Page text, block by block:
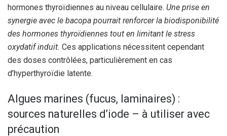
hormones thyroïdiennes au niveau cellulaire. Une prise en
synergie avec le bacopa pourrait renforcer la biodisponibilité
des hormones thyroïdiennes tout en limitant le stress
oxydatif induit. Ces applications nécessitent cependant
des doses contrôlées, particulièrement en cas
d’hyperthyroïdie latente.
Algues marines (fucus, laminaires) :
sources naturelles d’iode – à utiliser avec
précaution